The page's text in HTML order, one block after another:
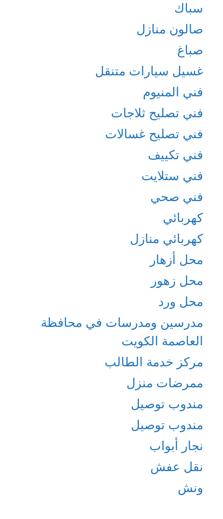
سباك
صالون منازل
صباغ
غسيل سيارات متنقل
فني المنيوم
فني تصليح ثلاجات
فني تصليح غسالات
فني تكييف
فني ستلايت
فني صحي
كهربائي
كهربائي منازل
محل أزهار
محل زهور
محل ورد
مدرسين ومدرسات في محافظة
العاصمة الكويت
مركز خدمة الطالب
ممرضات منزل
مندوب توصيل
مندوب توصيل
نجار أبواب
نقل عفش
ونش